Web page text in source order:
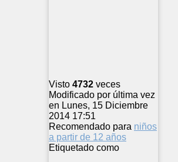
Visto 4732 veces
Modificado por última vez
en Lunes, 15 Diciembre
2014 17:51
Recomendado para niños
a partir de 12 años
Etiquetado como